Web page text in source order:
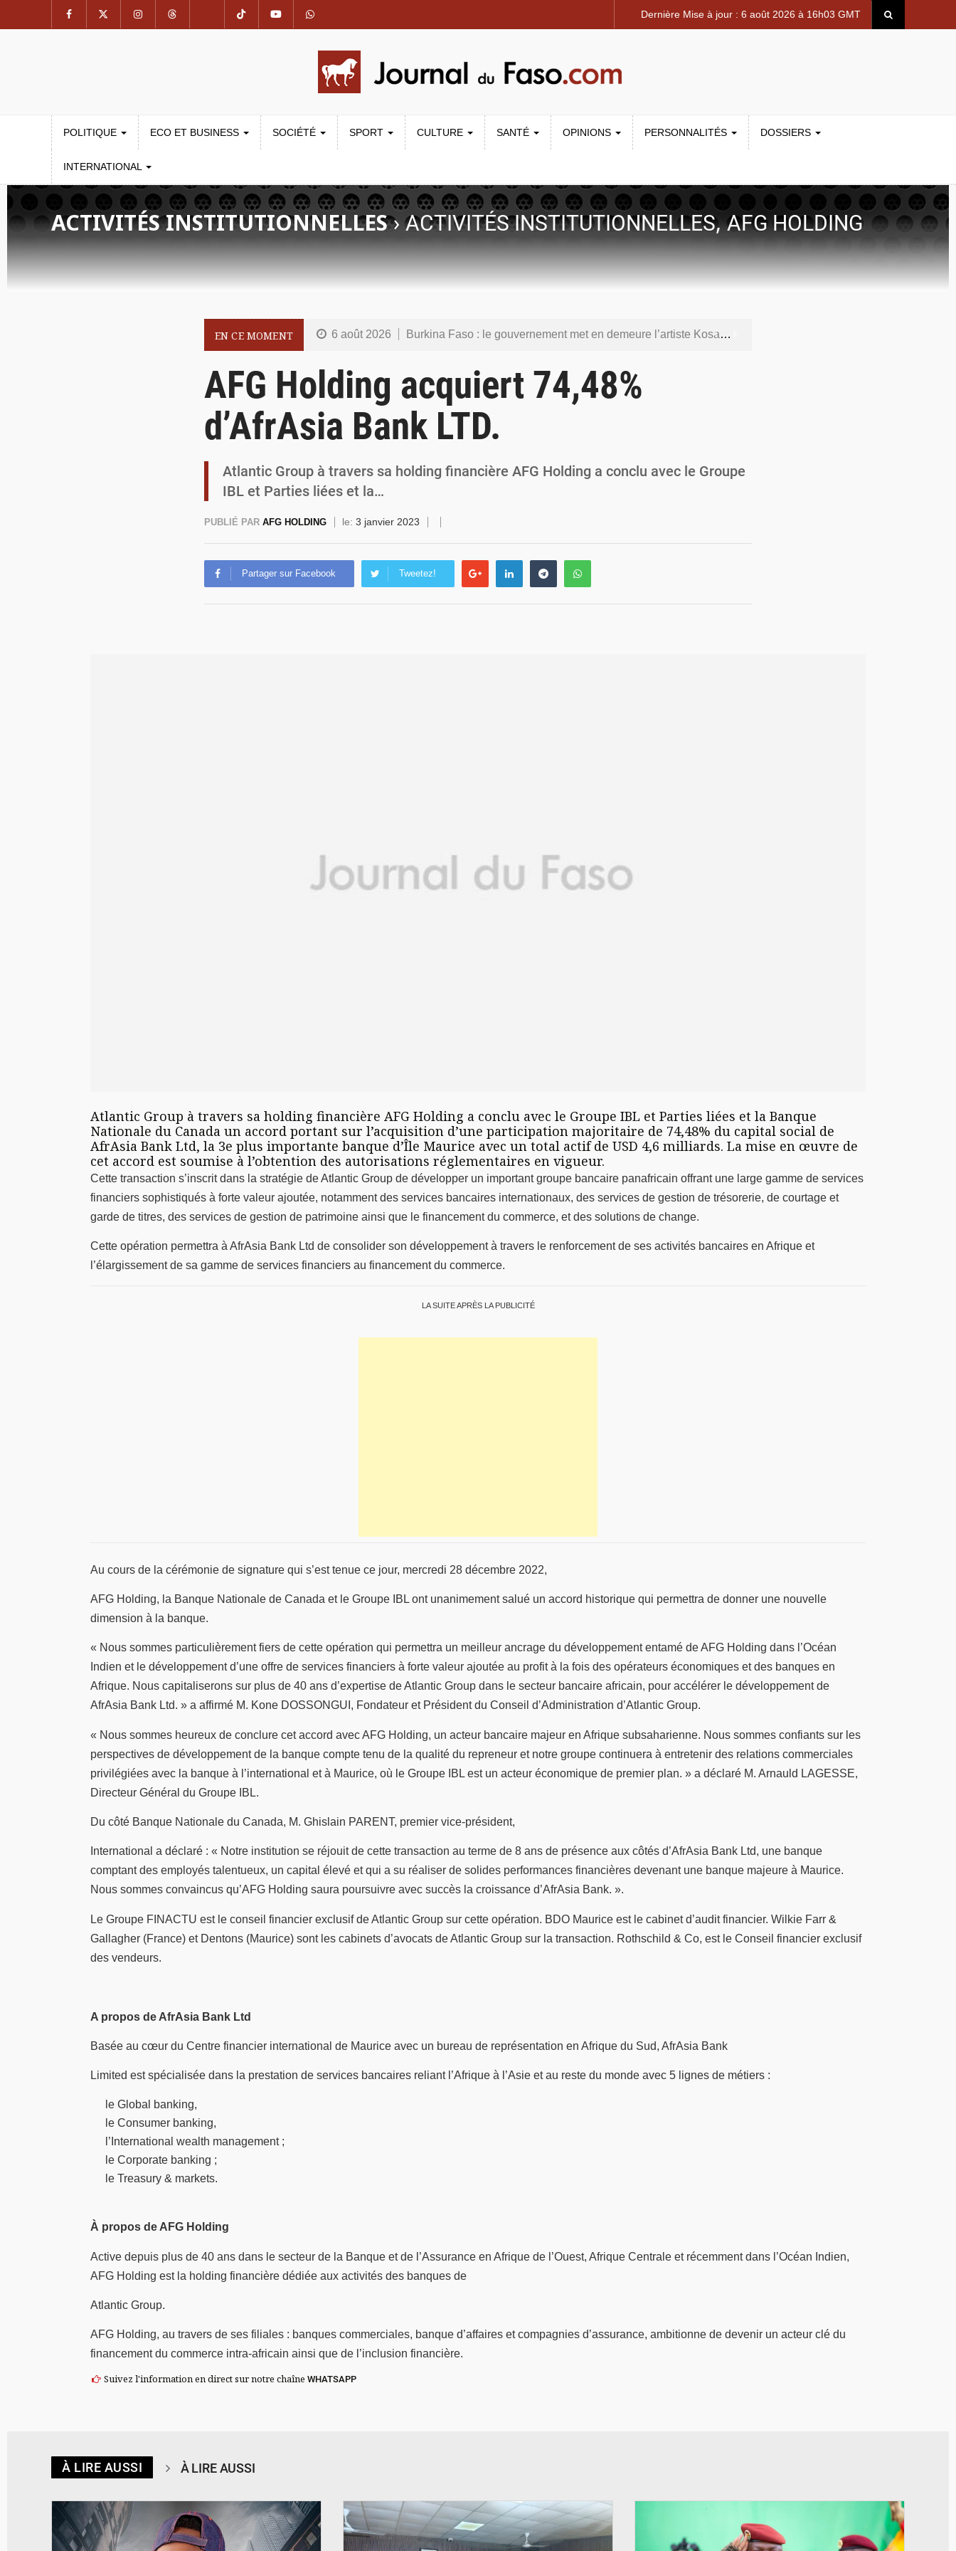
Dernière Mise à jour : 6 août 2026 à 16h03 GMT
POLITIQUE ECO ET BUSINESS SOCIÉTÉ SPORT CULTURE SANTÉ OPINIONS PERSONNALITÉS DOSSIERS
INTERNATIONAL
ACTIVITÉS INSTITUTIONNELLES›ACTIVITÉS INSTITUTIONNELLES,AFG HOLDING
EN CE MOMENT 6 août 2026 Burkina Faso : le gouvernement met en demeure l’artiste Kosa Pic de retirer de toutes les plateformes, ses contenus jugés contraires aux bonnes mœurs
5 août 2026 Commémoration du 5 août : Ibrahim Traoré appelle à faire de la Révolution progressiste populaire le socle de la souveraineté nationale
4 août 2026 Burkina Faso : l’ALP ratifie le protocole de Montréal 2014 pour renforcer la sécurité aérienne
AFG Holding acquiert 74,48%
d’AfrAsia Bank LTD.
Atlantic Group à travers sa holding financière AFG Holding a conclu avec le Groupe
IBL et Parties liées et la…
PUBLIÉ PAR AFG HOLDING le: 3 janvier 2023
Partager sur Facebook Tweetez!
Atlantic Group à travers sa holding financière AFG Holding a conclu avec le Groupe IBL et Parties liées et la Banque
Nationale du Canada un accord portant sur l’acquisition d’une participation majoritaire de 74,48% du capital social de
AfrAsia Bank Ltd, la 3e plus importante banque d’Île Maurice avec un total actif de USD 4,6 milliards. La mise en œuvre de
cet accord est soumise à l’obtention des autorisations réglementaires en vigueur.
Cette transaction s’inscrit dans la stratégie de Atlantic Group de développer un important groupe bancaire panafricain offrant une large gamme de services
financiers sophistiqués à forte valeur ajoutée, notamment des services bancaires internationaux, des services de gestion de trésorerie, de courtage et
garde de titres, des services de gestion de patrimoine ainsi que le financement du commerce, et des solutions de change.
Cette opération permettra à AfrAsia Bank Ltd de consolider son développement à travers le renforcement de ses activités bancaires en Afrique et
l’élargissement de sa gamme de services financiers au financement du commerce.
LA SUITE APRÈS LA PUBLICITÉ
Au cours de la cérémonie de signature qui s’est tenue ce jour, mercredi 28 décembre 2022,
AFG Holding, la Banque Nationale de Canada et le Groupe IBL ont unanimement salué un accord historique qui permettra de donner une nouvelle
dimension à la banque.
« Nous sommes particulièrement fiers de cette opération qui permettra un meilleur ancrage du développement entamé de AFG Holding dans l’Océan
Indien et le développement d’une offre de services financiers à forte valeur ajoutée au profit à la fois des opérateurs économiques et des banques en
Afrique. Nous capitaliserons sur plus de 40 ans d’expertise de Atlantic Group dans le secteur bancaire africain, pour accélérer le développement de
AfrAsia Bank Ltd. » a affirmé M. Kone DOSSONGUI, Fondateur et Président du Conseil d’Administration d’Atlantic Group.
« Nous sommes heureux de conclure cet accord avec AFG Holding, un acteur bancaire majeur en Afrique subsaharienne. Nous sommes confiants sur les
perspectives de développement de la banque compte tenu de la qualité du repreneur et notre groupe continuera à entretenir des relations commerciales
privilégiées avec la banque à l’international et à Maurice, où le Groupe IBL est un acteur économique de premier plan. » a déclaré M. Arnauld LAGESSE,
Directeur Général du Groupe IBL.
Du côté Banque Nationale du Canada, M. Ghislain PARENT, premier vice-président,
International a déclaré : « Notre institution se réjouit de cette transaction au terme de 8 ans de présence aux côtés d’AfrAsia Bank Ltd, une banque
comptant des employés talentueux, un capital élevé et qui a su réaliser de solides performances financières devenant une banque majeure à Maurice.
Nous sommes convaincus qu’AFG Holding saura poursuivre avec succès la croissance d’AfrAsia Bank. ».
Le Groupe FINACTU est le conseil financier exclusif de Atlantic Group sur cette opération. BDO Maurice est le cabinet d’audit financier. Wilkie Farr &
Gallagher (France) et Dentons (Maurice) sont les cabinets d’avocats de Atlantic Group sur la transaction. Rothschild & Co, est le Conseil financier exclusif
des vendeurs.
A propos de AfrAsia Bank Ltd
Basée au cœur du Centre financier international de Maurice avec un bureau de représentation en Afrique du Sud, AfrAsia Bank
Limited est spécialisée dans la prestation de services bancaires reliant l’Afrique à l’Asie et au reste du monde avec 5 lignes de métiers :
le Global banking,
le Consumer banking,
l’International wealth management ;
le Corporate banking ;
le Treasury & markets.
À propos de AFG Holding
Active depuis plus de 40 ans dans le secteur de la Banque et de l’Assurance en Afrique de l’Ouest, Afrique Centrale et récemment dans l’Océan Indien,
AFG Holding est la holding financière dédiée aux activités des banques de
Atlantic Group.
AFG Holding, au travers de ses filiales : banques commerciales, banque d’affaires et compagnies d’assurance, ambitionne de devenir un acteur clé du
financement du commerce intra-africain ainsi que de l’inclusion financière.
Suivez l'information en direct sur notre chaîneWHATSAPP
À LIRE AUSSI À LIRE AUSSI